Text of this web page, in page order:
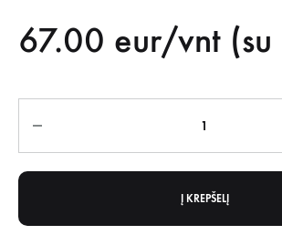
67.00 eur/vnt (su
Į KREPŠELĮ